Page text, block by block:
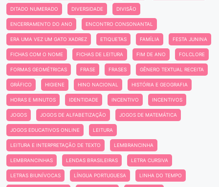
DITADO NUMERADO DIVERSIDADE DIVISÃO
ENCERRAMENTO DO ANO ENCONTRO CONSONANTAL
ERA UMA VEZ UM GATO XADREZ ETIQUETAS FAMÍLIA FESTA JUNINA
FICHAS COM O NOME FICHAS DE LEITURA FIM DE ANO FOLCLORE
FORMAS GEOMÉTRICAS FRASE FRASES GÊNERO TEXTUAL RECEITA
GRÁFICO HIGIENE HINO NACIONAL HISTÓRIA E GEOGRAFIA
HORAS E MINUTOS IDENTIDADE INCENTIVO INCENTIVOS
JOGOS JOGOS DE ALFABETIZAÇÃO JOGOS DE MATEMÁTICA
JOGOS EDUCATIVOS ONLINE LEITURA
LEITURA E INTERPRETAÇÃO DE TEXTO LEMBRANCINHA
LEMBRANCINHAS LENDAS BRASILEIRAS LETRA CURSIVA
LETRAS BIUNÍVOCAS LÍNGUA PORTUGUESA LINHA DO TEMPO